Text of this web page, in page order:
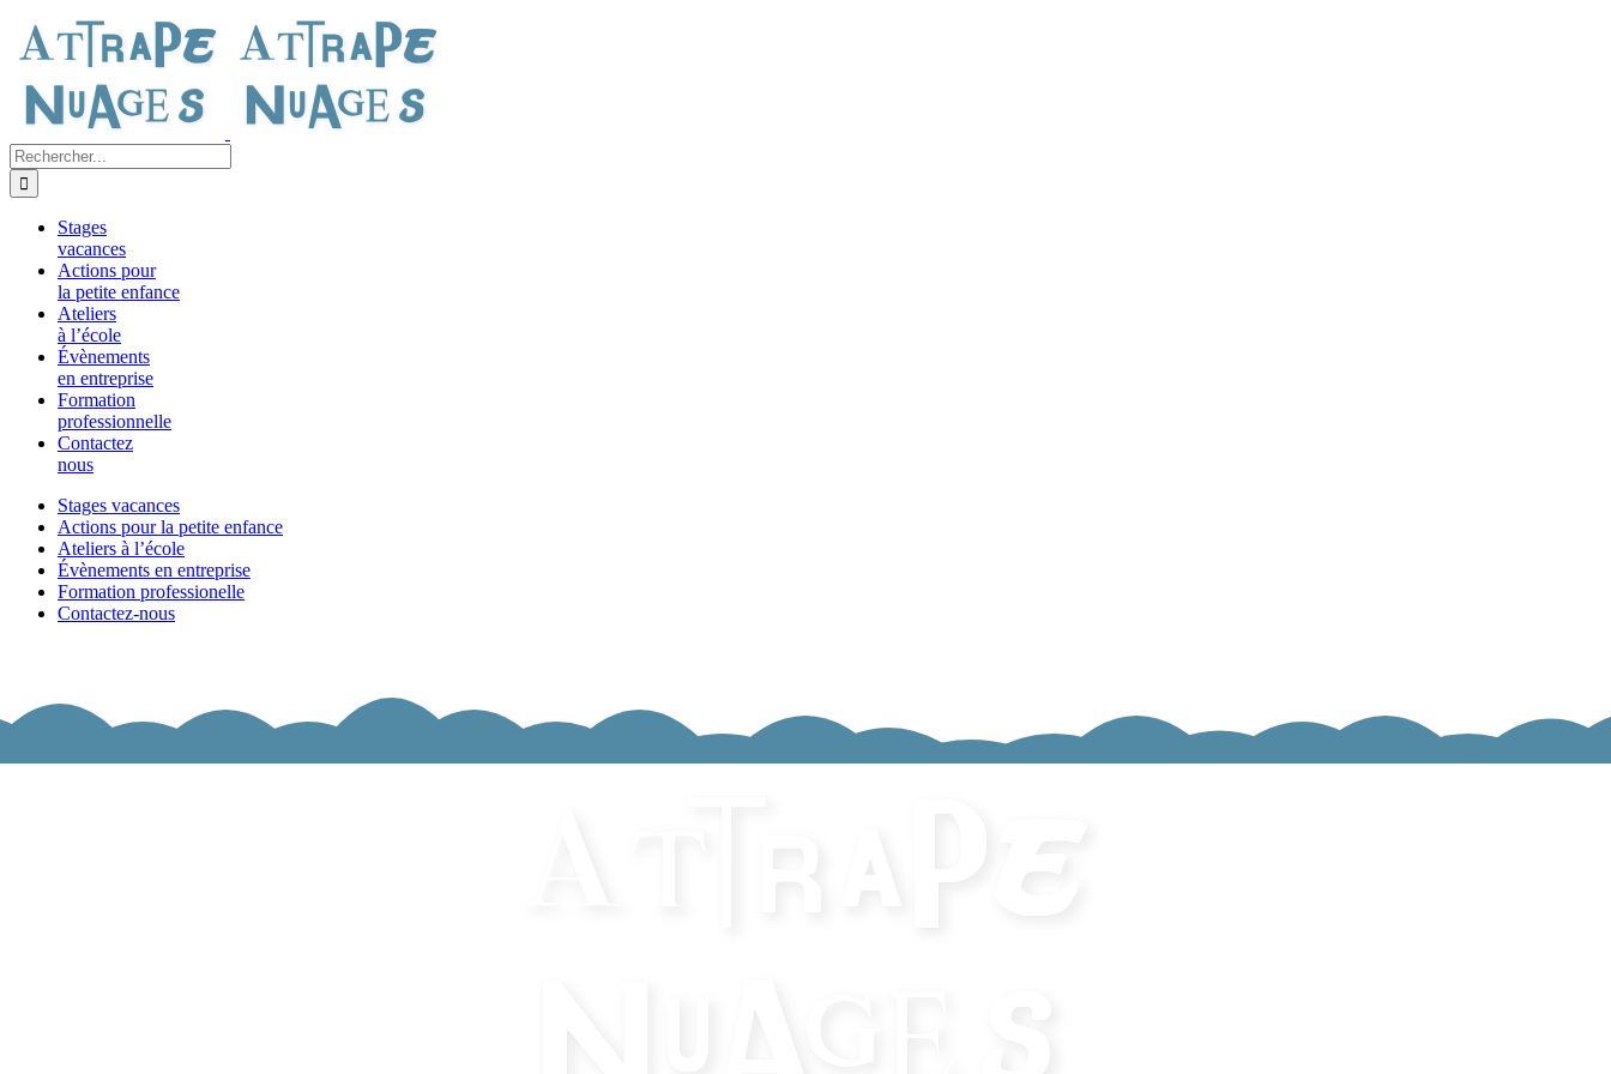
contenu
Rechercher:
Stages
vacances
Actions pour
la petite enfance
Ateliers
à l’école
Évènements
en entreprise
Formation
professionnelle
Contactez
nous
Stages vacances
Actions pour la petite enfance
Ateliers à l’école
Évènements en entreprise
Formation professionelle
Contactez-nous